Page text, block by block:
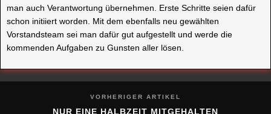
man auch Verantwortung übernehmen. Erste Schritte seien dafür
schon initiiert worden. Mit dem ebenfalls neu gewählten
Vorstandsteam sei man dafür gut aufgestellt und werde die
kommenden Aufgaben zu Gunsten aller lösen.
VORHERIGER ARTIKEL
NUR EINE HALBZEIT MITGEHALTEN